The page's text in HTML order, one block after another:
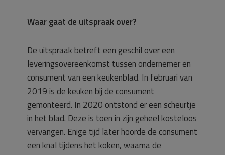
Waar gaat de uitspraak over?
De uitspraak betreft een geschil over een
leveringsovereenkomst tussen ondernemer en
consument van een keukenblad. In februari van
2019 is de keuken bij de consument
gemonteerd. In 2020 ontstond er een scheurtje
in het blad. Deze is toen in zijn geheel kosteloos
vervangen. Enige tijd later hoorde de consument
een knal tijdens het koken, waarna de